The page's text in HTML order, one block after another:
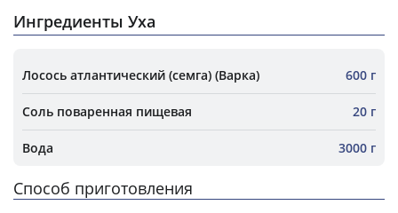
Ингредиенты Уха
Лосось атлантический (семга) (Варка) 600 г
Соль поваренная пищевая 20 г
Вода 3000 г
Способ приготовления